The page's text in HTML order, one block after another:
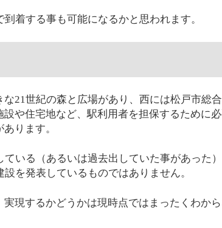
着する事も可能になるかと思われます。
21世紀の森と広場があり、西には松戸市総
や住宅地など、駅利用者を担保するために
ります。
いる（あるいは過去出していた事があった
を発表しているものではありません。
現するかどうかは現時点ではまったくわか